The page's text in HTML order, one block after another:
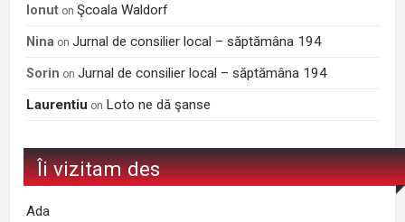
Ionut onŞcoala Waldorf
Nina onJurnal de consilier local – săptămâna 194
Sorin onJurnal de consilier local – săptămâna 194
Laurentiu on Loto ne dă şanse
Îi vizitam des
Ada